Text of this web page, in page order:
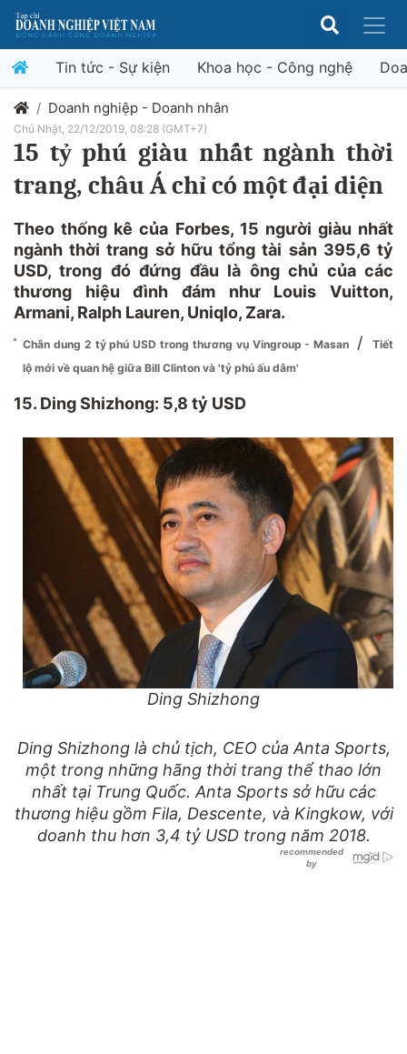
Tin tức - Sự kiện Khoa học - Công nghệ
Doanh nghiệp - Doanh nhân
Chủ Nhật, 22/12/2019, 08:28 (GMT+7)
15 tỷ phú giàu nhất ngành thời
trang, châu Á chỉ có một đại diện
Theo thống kê của Forbes, 15 người giàu nhất
ngành thời trang sở hữu tổng tài sản 395,6 tỷ
USD, trong đó đứng đầu là ông chủ của các
thương hiệu đình đám như Louis Vuitton,
Armani, Ralph Lauren, Uniqlo, Zara.
Chân dung 2 tỷ phú USD trong thương vụ Vingroup - Masan /
Tiết
lộ mới về quan hệ giữa Bill Clinton và 'tỷ phú ấu dâm'
15. Ding Shizhong: 5,8 tỷ USD
Ding Shizhong
Ding Shizhong là chủ tịch, CEO của Anta Sports,
một trong những hãng thời trang thể thao lớn
nhất tại Trung Quốc. Anta Sports sở hữu các
thương hiệu gồm Fila, Descente, và Kingkow, với
doanh thu hơn 3,4 tỷ USD trong năm 2018.